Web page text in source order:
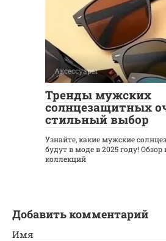
Аксессуары
Тренды мужских
солнцезащитных
стильный выбор
Узнайте, какие мужские
будут в моде в 2025 году! Обзор
коллекций
Добавить комментарий
Имя